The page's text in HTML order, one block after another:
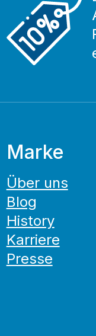
Marke
Über uns
Blog
History
Karriere
Presse